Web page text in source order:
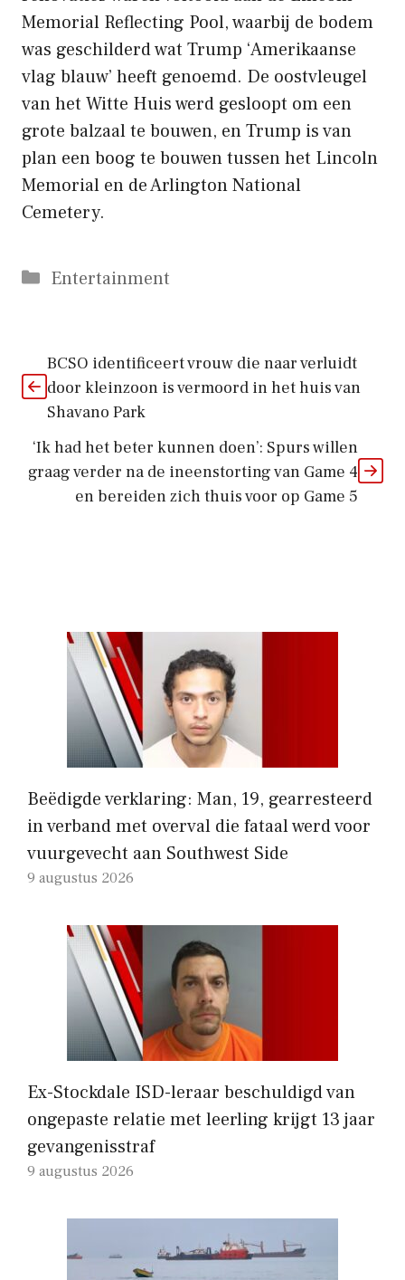
Memorial Reflecting Pool, waarbij de bodem
was geschilderd wat Trump ‘Amerikaanse
vlag blauw’ heeft genoemd. De oostvleugel
van het Witte Huis werd gesloopt om een ​​
grote balzaal te bouwen, en Trump is van
plan een boog te bouwen tussen het Lincoln
Memorial en de Arlington National
Cemetery.
Categorieën
Entertainment
BCSO identificeert vrouw die naar verluidt
door kleinzoon is vermoord in het huis van
Shavano Park
‘Ik had het beter kunnen doen’: Spurs willen
graag verder na de ineenstorting van Game 4
en bereiden zich thuis voor op Game 5
Beëdigde verklaring: Man, 19, gearresteerd
in verband met overval die fataal werd voor
vuurgevecht aan Southwest Side
9 augustus 2026
Ex-Stockdale ISD-leraar beschuldigd van
ongepaste relatie met leerling krijgt 13 jaar
gevangenisstraf
9 augustus 2026